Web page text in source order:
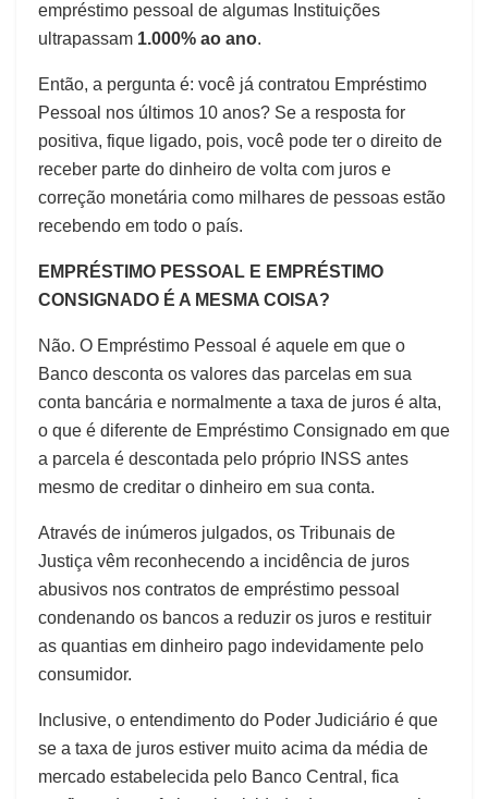
empréstimo pessoal de algumas Instituições
ultrapassam 1.000% ao ano.
Então, a pergunta é: você já contratou Empréstimo
Pessoal nos últimos 10 anos? Se a resposta for
positiva, fique ligado, pois, você pode ter o direito de
receber parte do dinheiro de volta com juros e
correção monetária como milhares de pessoas estão
recebendo em todo o país.
EMPRÉSTIMO PESSOAL E EMPRÉSTIMO
CONSIGNADO É A MESMA COISA?
Não. O Empréstimo Pessoal é aquele em que o
Banco desconta os valores das parcelas em sua
conta bancária e normalmente a taxa de juros é alta,
o que é diferente de Empréstimo Consignado em que
a parcela é descontada pelo próprio INSS antes
mesmo de creditar o dinheiro em sua conta.
Através de inúmeros julgados, os Tribunais de
Justiça vêm reconhecendo a incidência de juros
abusivos nos contratos de empréstimo pessoal
condenando os bancos a reduzir os juros e restituir
as quantias em dinheiro pago indevidamente pelo
consumidor.
Inclusive, o entendimento do Poder Judiciário é que
se a taxa de juros estiver muito acima da média de
mercado estabelecida pelo Banco Central, fica